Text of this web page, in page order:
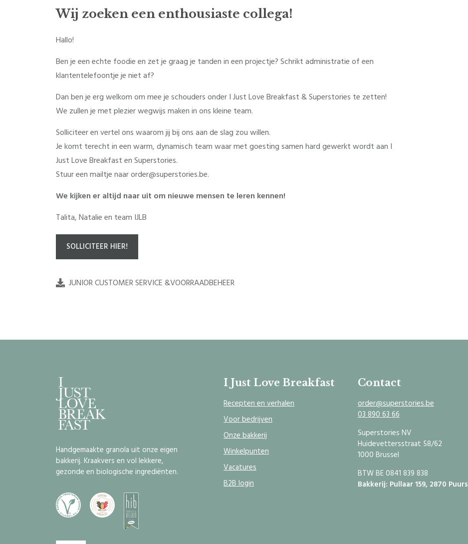
Wij zoeken een enthousiaste collega!
Hallo!
Ben je een echte foodie en zet je graag je tanden in een projectje? Schrikt administratie of een
klantentelefoontje je niet af?
Dan ben je erg welkom om mee je schouders onder I Just Love Breakfast & Superstories te zetten!
We zullen je met plezier wegwijs maken in ons kleine team.
Solliciteer en vertel ons waarom jij bij ons aan de slag zou willen.
Je komt terecht in een warm, dynamisch team waar met goesting samen hard gewerkt wordt aan I
Just Love Breakfast en Superstories.
Stuur een mailtje naar order@superstories.be.
We kijken er altijd naar uit om nieuwe mensen te leren kennen!
Talita, Natalie en team IJLB
SOLLICITEER HIER!
JUNIOR CUSTOMER SERVICE &VOORRAADBEHEER
Handgemaakte granola uit onze eigen
bakkerij. Kraakvers en vol lekkere,
gezonde en biologische ingrediënten.
I Just Love Breakfast
Recepten en verhalen
Voor bedrijven
Onze bakkerij
Winkelpunten
Vacatures
B2B login
Contact
order@superstories.be
03 890 63 66
Superstories NV
Huidevettersstraat 58/62
1000 Brussel
BTW BE 0841 839 838
Bakkerij: Pullaar 159, 2870 Puurs